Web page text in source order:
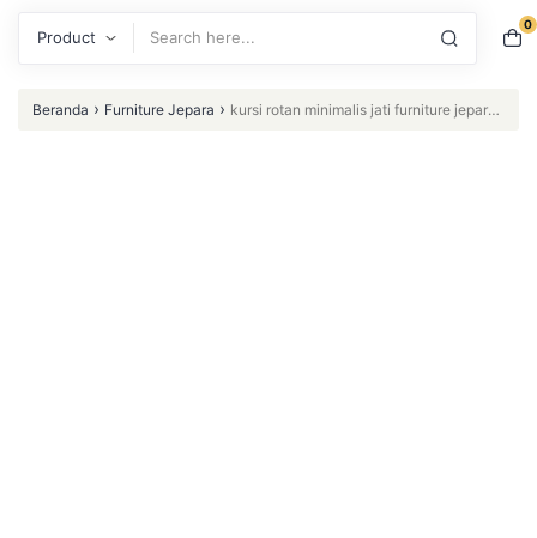
0
Beranda › Furniture Jepara › kursi rotan minimalis jati furniture jepara